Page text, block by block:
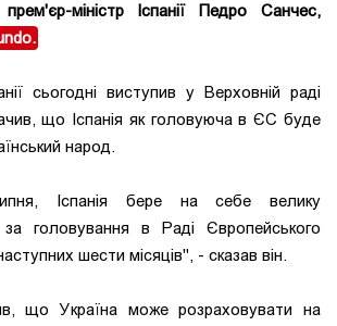
прем'єр-міністр Іспанії Педро Санчес,
сьогодні виступив у Верховній раді
що Іспанія як головуюча в ЄС буде
народ.
Іспанія бере на себе велику
за головування в Раді Європейського
шести місяців", - сказав він.
що Україна може розраховувати на